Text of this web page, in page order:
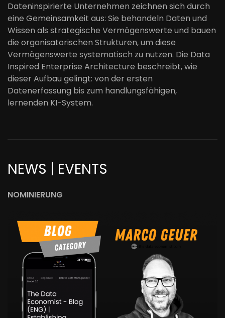
Dateninspirierte Unternehmen zeichnen sich durch
eine Gemeinsamkeit aus: Sie behandeln Daten und
Wissen als strategische Vermögenswerte und bauen
die organisatorischen Strukturen, um diese
Vermögenswerte systematisch zu nutzen. Die Data
Inspired Enterprise Architecture beschreibt, wie
dieser Aufbau gelingt: von der ersten
Datenerfassung bis zum handlungsfähigen,
lernenden KI-System.
NEWS | EVENTS
NOMINIERUNG